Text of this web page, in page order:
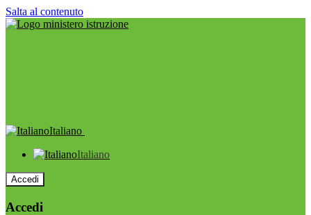
Salta al contenuto
Italiano
Italiano
Accedi
Accedi